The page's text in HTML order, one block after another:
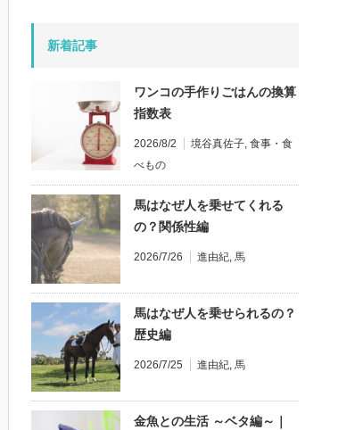
新着記事
ワンコの手作りごはんの換算
指数表
2026/8/2 境谷真佐子, 食事・食
べもの
馬はなぜ人を乗せてくれる
の？関係性編
2026/7/26 進由紀, 馬
馬はなぜ人を乗せられるの？
歴史編
2026/7/25 進由紀, 馬
金魚との生活 ～ベタ編～｜